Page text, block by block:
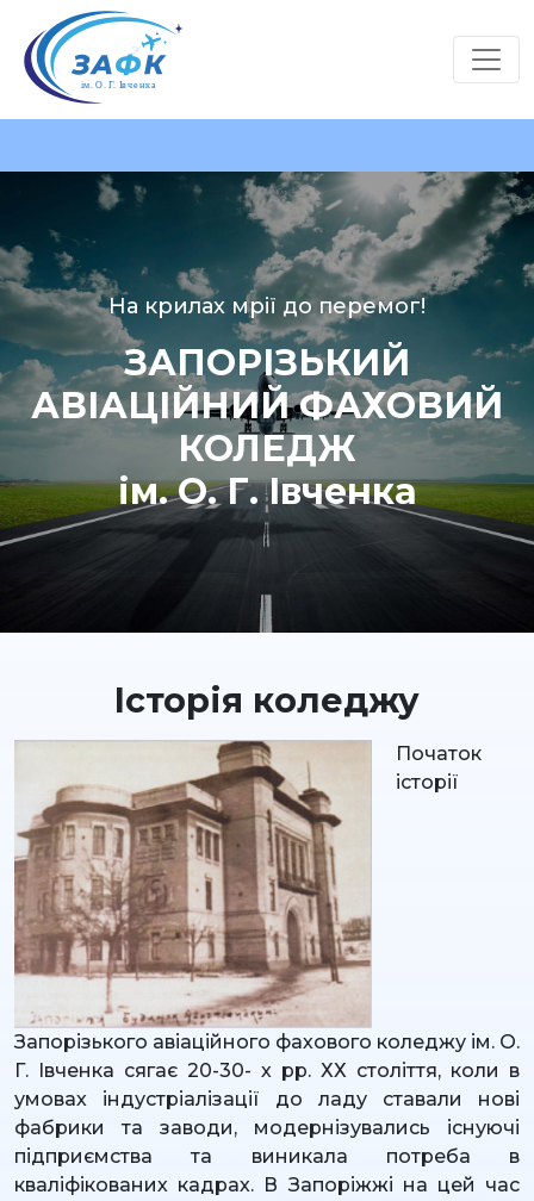
На крилах мрії до перемог!
ЗАПОРІЗЬКИЙ
АВІАЦІЙНИЙ ФАХОВИЙ
КОЛЕДЖ
ім. О. Г. Івченка
Історія коледжу
Початок
історії
Запорізького авіаційного фахового коледжу ім. О.
Г. Івченка сягає 20-30- х рр. ХХ століття, коли в
умовах індустріалізації до ладу ставали нові
фабрики та заводи, модернізувались існуючі
підприємства та виникала потреба в
кваліфікованих кадрах. В Запоріжжі на цей час